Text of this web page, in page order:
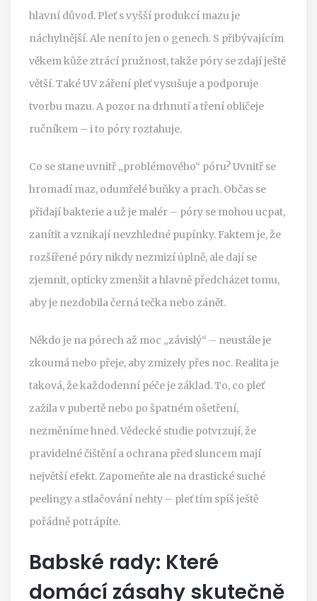
hlavní důvod. Pleť s vyšší produkcí mazu je
náchylnější. Ale není to jen o genech. S přibývajícím
věkem kůže ztrácí pružnost, takže póry se zdají ještě
větší. Také UV záření pleť vysušuje a podporuje
tvorbu mazu. A pozor na drhnutí a tření obličeje
ručníkem – i to póry roztahuje.
Co se stane uvnitř „problémového“ póru? Uvnitř se
hromadí maz, odumřelé buňky a prach. Občas se
přidají bakterie a už je malér – póry se mohou ucpat,
zanítit a vznikají nevzhledné pupínky. Faktem je, že
rozšířené póry nikdy nezmizí úplně, ale dají se
zjemnit, opticky zmenšit a hlavně předcházet tomu,
aby je nezdobila černá tečka nebo zánět.
Někdo je na pórech až moc „závislý“ – neustále je
zkoumá nebo přeje, aby zmizely přes noc. Realita je
taková, že každodenní péče je základ. To, co pleť
zažila v pubertě nebo po špatném ošetření,
nezměníme hned. Vědecké studie potvrzují, že
pravidelné čištění a ochrana před sluncem mají
největší efekt. Zapomeňte ale na drastické suché
peelingy a stlačování nehty – pleť tím spíš ještě
pořádně potrápíte.
Babské rady: Které
domácí zásahy skutečně